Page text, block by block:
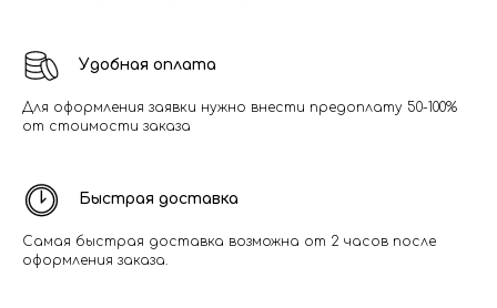
Удобная оплата
Для оформления заявки нужно внести предоплату 50-100%
от стоимости заказа
Быстрая доставка
Самая быстрая доставка возможна от 2 часов после
оформления заказа.